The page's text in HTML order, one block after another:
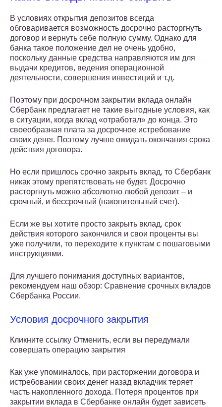
В условиях открытия депозитов всегда
обговаривается возможность досрочно расторгнуть
договор и вернуть себе полную сумму. Однако для
банка такое положение дел не очень удобно,
поскольку данные средства направляются им для
выдачи кредитов, ведения операционной
деятельности, совершения инвестиций и т.д.
Поэтому при досрочном закрытии вклада онлайн
Сбербанк предлагает не такие выгодные условия, как
в ситуации, когда вклад «отработал» до конца. Это
своеобразная плата за досрочное истребование
своих денег. Поэтому лучше ожидать окончания срока
действия договора.
Но если пришлось срочно закрыть вклад, то Сбербанк
никак этому препятствовать не будет. Досрочно
расторгнуть можно абсолютно любой депозит – и
срочный, и бессрочный (накопительный счет).
Если же вы хотите просто закрыть вклад, срок
действия которого закончился и свои проценты вы
уже получили, то переходите к пунктам с пошаговыми
инструкциями.
Для лучшего понимания доступных вариантов,
рекомендуем наш обзор: Сравнение срочных вкладов
Сбербанка России.
Условия досрочного закрытия
Кликните ссылку Отменить, если вы передумали
совершать операцию закрытия
Как уже упоминалось, при расторжении договора и
истребовании своих денег назад вкладчик теряет
часть накопленного дохода. Потеря процентов при
закрытии вклада в Сбербанке онлайн будет зависеть